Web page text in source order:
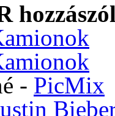
- PicMix